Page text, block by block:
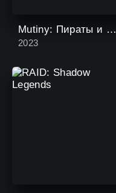
Mutiny: Пираты и RPG выживание
2023